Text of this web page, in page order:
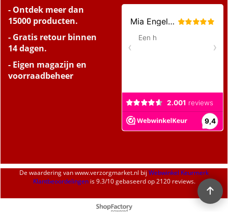
- Ontdek meer dan
15000 producten.
- Gratis retour binnen
14 dagen.
- Eigen magazijn en
voorraadbeheer
De waardering vanwww.verzorgmarket.nl bij Webwinkel Keurmerk
Klantbeoordelingenis9.3/10gebaseerd op 2120 reviews.
Webwinkel gemaakt met